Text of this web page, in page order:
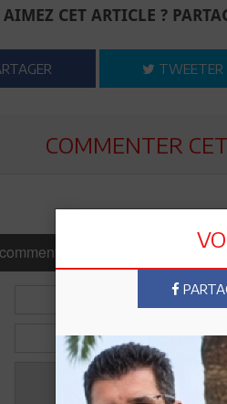
CET ARTICLE ?
TWEETER
COMMENTER